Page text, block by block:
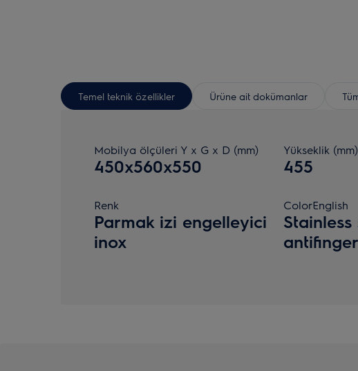
Temel teknik özellikler Ürüne ait dokümanlar
Mobilya ölçüleri Y x G x D (mm)
450x560x550
Yükseklik (mm)
455
Renk
Parmak izi engelleyici
inox
ColorEnglish